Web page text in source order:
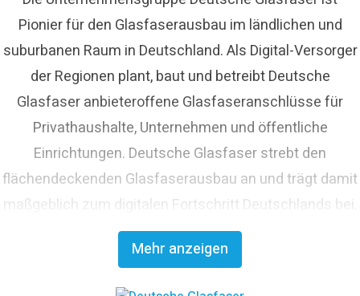
Mehr anzeigen
Pionier für den Glasfaserausbau im ländlichen und
suburbanen Raum in Deutschland. Als Digital-Versorger
der Regionen plant, baut und betreibt Deutsche
Glasfaser anbieteroffene Glasfaseranschlüsse für
Privathaushalte, Unternehmen und öffentliche
Einrichtungen. Deutsche Glasfaser strebt den
flächendeckenden Glasfaserausbau an und trägt damit
maßgeblich zum digitalen Fortschritt Deutschlands bei.
Mit innovativen Planungs- und Bauverfahren ist
Deutsche Glasfaser Spezialist für einen schnellen und
kosteneffizienten FTTH-Ausbau. Die